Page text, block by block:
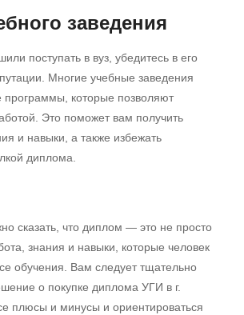
заведения
поступать в вуз, убедитесь в его
Многие учебные заведения
программы, которые позволяют
Это поможет вам получить
и навыки, а также избежать
диплома.
сказать, что диплом — это не просто
знания и навыки, которые человек
обучения. Вам следует тщательно
о покупке диплома УГИ в г.
плюсы и минусы и ориентироваться